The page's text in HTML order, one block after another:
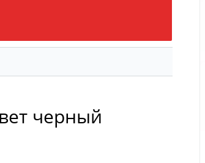
черный